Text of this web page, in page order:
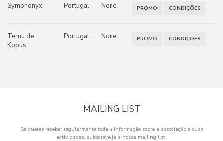
Symphonyx Portugal None PROMO CONDIÇÕES
Ternu de
Kopus
Portugal None PROMO CONDIÇÕES
MAILING LIST
Se queres receber regularmente toda a informação sobre a associação e suas
actividades, subscreve já a nossa mailing list.